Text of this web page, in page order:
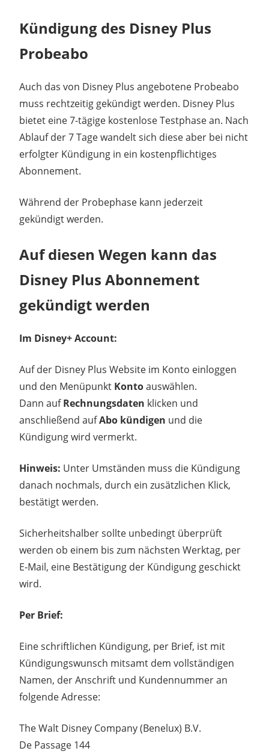
Kündigung des Disney Plus
Probeabo
Auch das von Disney Plus angebotene Probeabo
muss rechtzeitig gekündigt werden. Disney Plus
bietet eine 7-tägige kostenlose Testphase an. Nach
Ablauf der 7 Tage wandelt sich diese aber bei nicht
erfolgter Kündigung in ein kostenpflichtiges
Abonnement.
Während der Probephase kann jederzeit
gekündigt werden.
Auf diesen Wegen kann das
Disney Plus Abonnement
gekündigt werden
Im Disney+ Account:
Auf der Disney Plus Website im Konto einloggen
und den Menüpunkt Kontoauswählen.
Dann aufRechnungsdaten klicken und
anschließend aufAbo kündigen und die
Kündigung wird vermerkt.
Hinweis: Unter Umständen muss die Kündigung
danach nochmals, durch ein zusätzlichen Klick,
bestätigt werden.
Sicherheitshalber sollte unbedingt überprüft
werden ob einem bis zum nächsten Werktag, per
E-Mail, eine Bestätigung der Kündigung geschickt
wird.
Per Brief:
Eine schriftlichen Kündigung, per Brief, ist mit
Kündigungswunsch mitsamt dem vollständigen
Namen, der Anschrift und Kundennummer an
folgende Adresse:
The Walt Disney Company (Benelux) B.V.
De Passage 144